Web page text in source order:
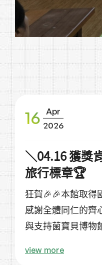
16
Apr
2026
＼04.16 獲獎
旅行標章🏆
狂賀🎉🎉本館取得
感謝全體同仁的齊
與支持菌寶貝博物
更有力量繼續走在
view more